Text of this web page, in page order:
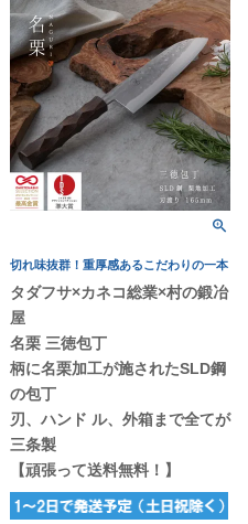
切れ味抜群！重厚感あるこだわりの一本
タダフサ×カネコ総業×村の鍛冶
屋
名栗 三徳包丁
柄に名栗加工が施されたSLD鋼
の包丁
刃、ハンド ル、外箱まで全てが
三条製
【頑張って送料無料！】